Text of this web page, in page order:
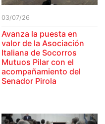
03/07/26
Avanza la puesta en
valor de la Asociación
Italiana de Socorros
Mutuos Pilar con el
acompañamiento del
Senador Pirola